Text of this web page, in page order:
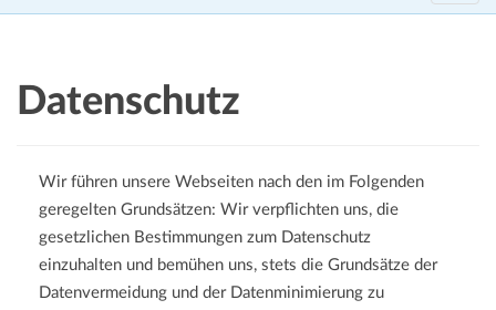
o
Datenschutz
Wir führen unsere Webseiten nach den im Folgenden
geregelten Grundsätzen: Wir verpflichten uns, die
gesetzlichen Bestimmungen zum Datenschutz
einzuhalten und bemühen uns, stets die Grundsätze der
Datenvermeidung und der Datenminimierung zu